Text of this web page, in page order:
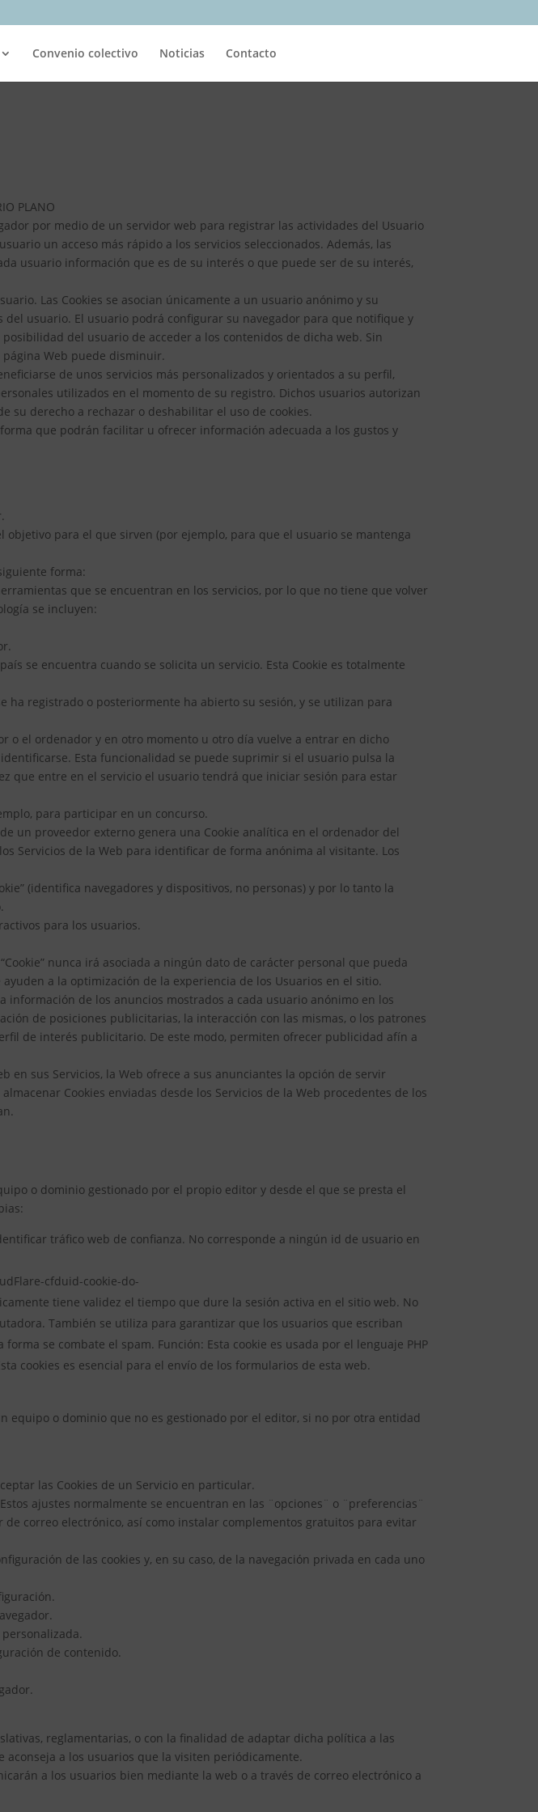
Convenio colectivo Noticias Contacto
PLANO
por medio de un servidor web para registrar las actividades del Usuario
un acceso más rápido a los servicios seleccionados. Además, las
usuario información que es de su interés o que puede ser de su interés,
Las Cookies se asocian únicamente a un usuario anónimo y su
usuario. El usuario podrá configurar su navegador para que notifique y
del usuario de acceder a los contenidos de dicha web. Sin
Web puede disminuir.
de unos servicios más personalizados y orientados a su perfil,
utilizados en el momento de su registro. Dichos usuarios autorizan
su derecho a rechazar o deshabilitar el uso de cookies.
que podrán facilitar u ofrecer información adecuada a los gustos y
objetivo para el que sirven (por ejemplo, para que el usuario se mantenga
forma:
que se encuentran en los servicios, por lo que no tiene que volver
se incluyen:
se encuentra cuando se solicita un servicio. Esta Cookie es totalmente
ha registrado o posteriormente ha abierto su sesión, y se utilizan para
o el ordenador y en otro momento u otro día vuelve a entrar en dicho
Esta funcionalidad se puede suprimir si el usuario pulsa la
que entre en el servicio el usuario tendrá que iniciar sesión para estar
para participar en un concurso.
un proveedor externo genera una Cookie analítica en el ordenador del
Servicios de la Web para identificar de forma anónima al visitante. Los
(identifica navegadores y dispositivos, no personas) y por lo tanto la
para los usuarios.
nunca irá asociada a ningún dato de carácter personal que pueda
a la optimización de la experiencia de los Usuarios en el sitio.
información de los anuncios mostrados a cada usuario anónimo en los
de posiciones publicitarias, la interacción con las mismas, o los patrones
de interés publicitario. De este modo, permiten ofrecer publicidad afín a
en sus Servicios, la Web ofrece a sus anunciantes la opción de servir
Cookies enviadas desde los Servicios de la Web procedentes de los
o dominio gestionado por el propio editor y desde el que se presta el
tráfico web de confianza. No corresponde a ningún id de usuario en
cfduid-cookie-do-
tiene validez el tiempo que dure la sesión activa en el sitio web. No
También se utiliza para garantizar que los usuarios que escriban
se combate el spam. Función: Esta cookie es usada por el lenguaje PHP
cookies es esencial para el envío de los formularios de esta web.
equipo o dominio que no es gestionado por el editor, si no por otra entidad
las Cookies de un Servicio en particular.
ajustes normalmente se encuentran en las ¨opciones¨ o ¨preferencias¨
correo electrónico, así como instalar complementos gratuitos para evitar
de las cookies y, en su caso, de la navegación privada en cada uno
de contenido.
reglamentarias, o con la finalidad de adaptar dicha política a las
aconseja a los usuarios que la visiten periódicamente.
a los usuarios bien mediante la web o a través de correo electrónico a